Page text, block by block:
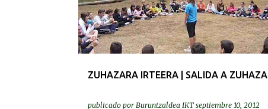
ZUHAZARA IRTEERA | SALIDA A ZUHAZA
publicado por Buruntzaldea IKT septiembre 10, 2012